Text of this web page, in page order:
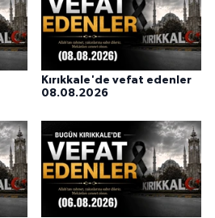
Kırıkkale'de vefat edenler
08.08.2026